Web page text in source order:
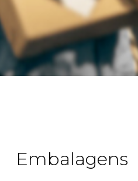
Embalagens